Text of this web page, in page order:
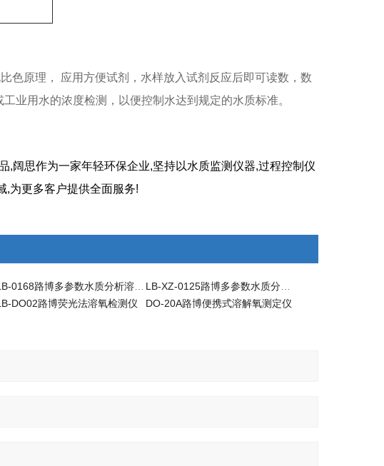
色原理， 应用方便试剂，水样放入试剂反应后即可读数，数
业用水的浓度检测，以便控制水达到规定的水质标准。​
,阔思作为一家年轻环保企业,坚持以水质监测仪器,过程控制仪
,为更多客户提供全面服务!
DO02路博荧光法溶氧检测仪
DO-20A路博便携式溶解氧测定仪